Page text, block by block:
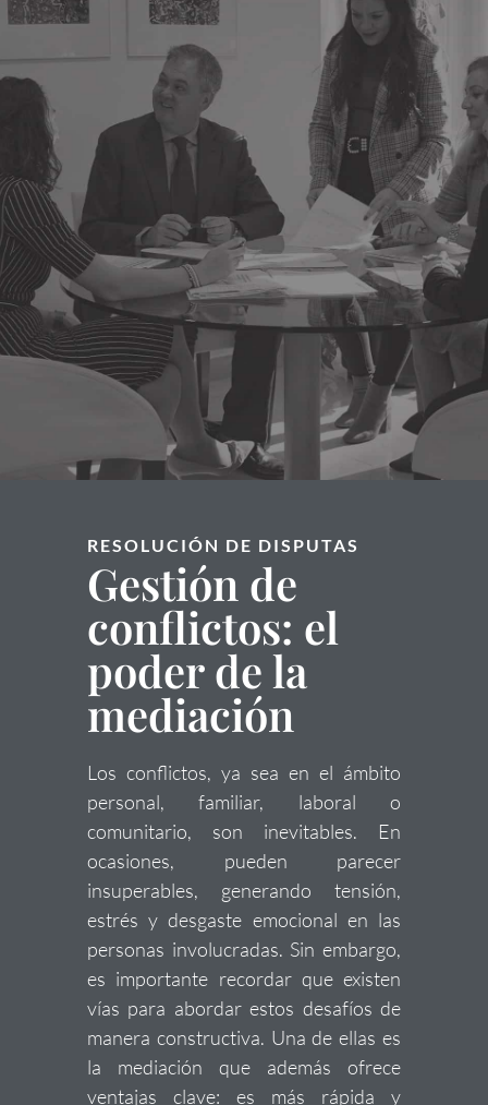
RESOLUCIÓN DE DISPUTAS
Gestión de
conflictos: el
poder de la
mediación
Los conflictos, ya sea en el ámbito
personal, familiar, laboral o
comunitario, son inevitables. En
ocasiones, pueden parecer
insuperables, generando tensión,
estrés y desgaste emocional en las
personas involucradas. Sin embargo,
es importante recordar que existen
vías para abordar estos desafíos de
manera constructiva. Una de ellas es
la mediación que además ofrece
ventajas clave: es más rápida y